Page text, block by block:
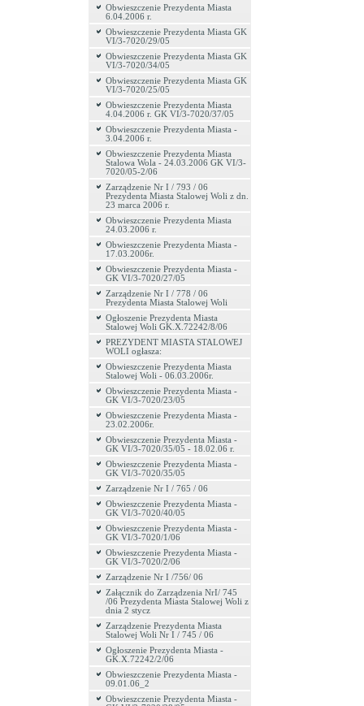
Obwieszczenie Prezydenta Miasta
6.04.2006 r.
Obwieszczenie Prezydenta Miasta GK
VI/3-7020/29/05
Obwieszczenie Prezydenta Miasta GK
VI/3-7020/34/05
Obwieszczenie Prezydenta Miasta GK
VI/3-7020/25/05
Obwieszczenie Prezydenta Miasta
4.04.2006 r. GK VI/3-7020/37/05
Obwieszczenie Prezydenta Miasta -
3.04.2006 r.
Obwieszczenie Prezydenta Miasta
Stalowa Wola - 24.03.2006 GK VI/3-
7020/05-2/06
Zarządzenie Nr I / 793 / 06
Prezydenta Miasta Stalowej Woli z dn.
23 marca 2006 r.
Obwieszczenie Prezydenta Miasta
24.03.2006 r.
Obwieszczenie Prezydenta Miasta -
17.03.2006r.
Obwieszczenie Prezydenta Miasta -
GK VI/3-7020/27/05
Zarządzenie Nr I / 778 / 06
Prezydenta Miasta Stalowej Woli
Ogłoszenie Prezydenta Miasta
Stalowej Woli GK.X.72242/8/06
PREZYDENT MIASTA STALOWEJ
WOLI ogłasza:
Obwieszczenie Prezydenta Miasta
Stalowej Woli - 06.03.2006r.
Obwieszczenie Prezydenta Miasta -
GK VI/3-7020/23/05
Obwieszczenie Prezydenta Miasta -
23.02.2006r.
Obwieszczenie Prezydenta Miasta -
GK VI/3-7020/35/05 - 18.02.06 r.
Obwieszczenie Prezydenta Miasta -
GK VI/3-7020/35/05
Zarządzenie Nr I / 765 / 06
Obwieszczenie Prezydenta Miasta -
GK VI/3-7020/40/05
Obwieszczenie Prezydenta Miasta -
GK VI/3-7020/1/06
Obwieszczenie Prezydenta Miasta -
GK VI/3-7020/2/06
Zarządzenie Nr I /756/ 06
Załącznik do Zarządzenia NrI/ 745
/06 Prezydenta Miasta Stalowej Woli z
dnia 2 stycz
Zarządzenie Prezydenta Miasta
Stalowej Woli Nr I / 745 / 06
Ogłoszenie Prezydenta Miasta -
GK.X.72242/2/06
Obwieszczenie Prezydenta Miasta -
09.01.06_2
Obwieszczenie Prezydenta Miasta -